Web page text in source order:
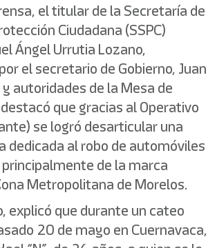
el titular de la Secretaría de
Ciudadana (SSPC)
Ángel Urrutia Lozano,
el secretario de Gobierno, Juan
autoridades de la Mesa de
que gracias al Operativo
se logró desarticular una
dedicada al robo de automóviles
de la marca
Metropolitana de Morelos.
explicó que durante un cateo
20 de mayo en Cuernavaca,